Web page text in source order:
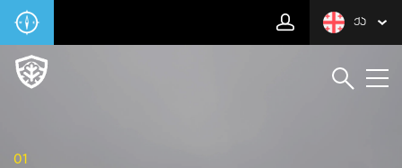
ᲥᲐ
01